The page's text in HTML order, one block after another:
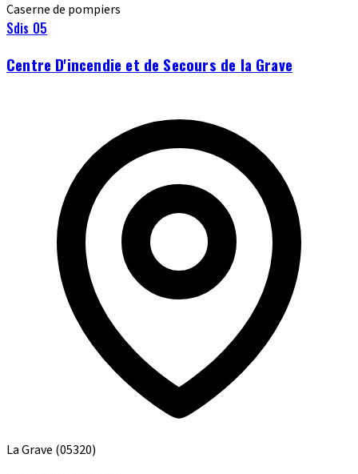
Caserne de pompiers
Sdis 05
Centre D'incendie et de Secours de la Grave
La Grave (05320)